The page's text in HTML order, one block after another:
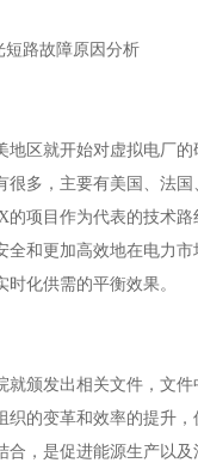
短路故障原因分析
地区就开始对虚拟电厂
很多，主要有美国、法
的项目作为代表的技术
全和更加高效地在电力
化供需的平衡效果。
就颁发出相关文件，文
织的变革和效率的提升
合，是促进能源生产以